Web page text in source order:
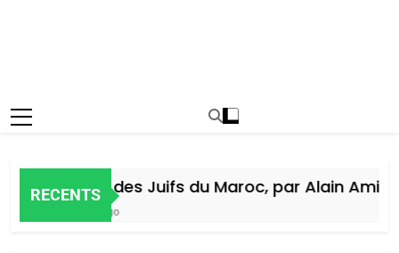
RECENTS
Histoire des Juifs du Maroc, par Alain Amiel